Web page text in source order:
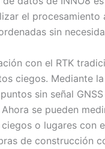
el
sin
con el RTK
ciegos. Mediante
sin señal
Ahora se pueden
o lugares con
de construcción